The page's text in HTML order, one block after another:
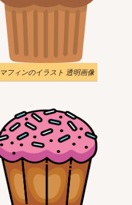
マフィンのイラスト 透明画像